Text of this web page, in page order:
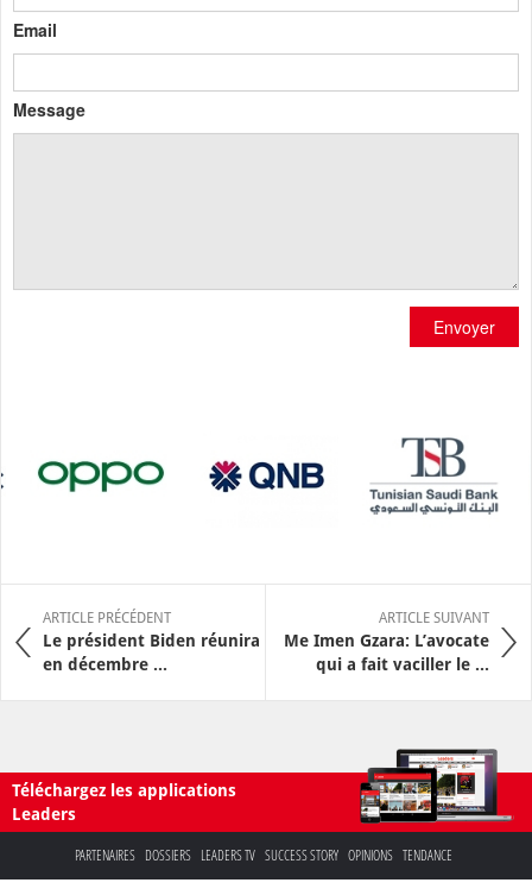
Email
Message
Envoyer
ARTICLE PRÉCÉDENT
Le président Biden réunira
en décembre ...
ARTICLE SUIVANT
Me Imen Gzara: L’avocate
qui a fait vaciller le ...
Téléchargez les applications
Leaders
PARTENAIRES DOSSIERS LEADERS TV SUCCESS STORY OPINIONS TENDANCE